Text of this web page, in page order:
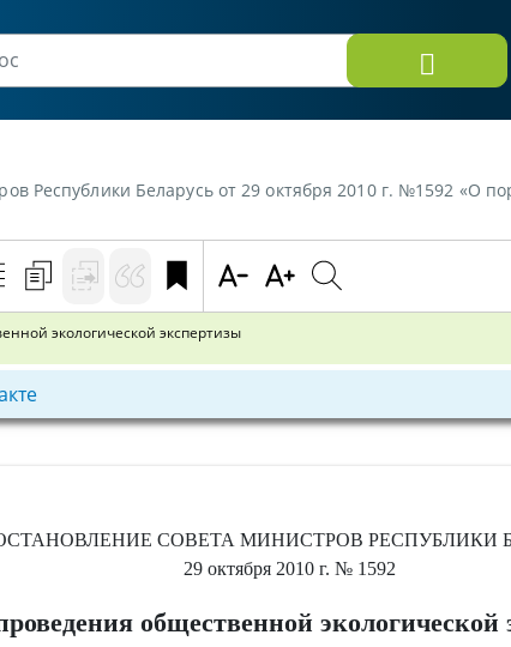
Беларусь от 29 октября 2010 г. №1592 «О порядке
экологической экспертизы
СОВЕТА МИНИСТРОВ РЕСПУБЛИКИ
29 октября 2010 г. № 1592
общественной экологической